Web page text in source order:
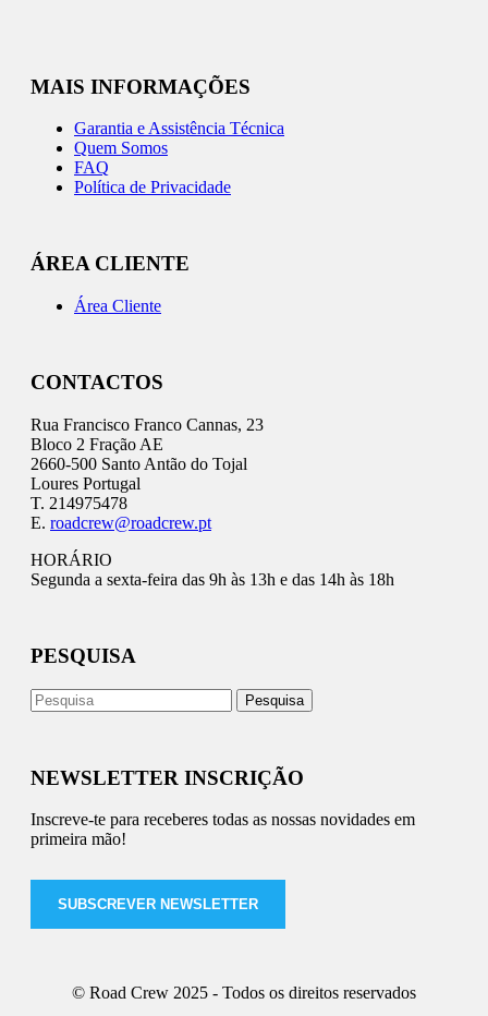
MAIS INFORMAÇÕES
Garantia e Assistência Técnica
Quem Somos
FAQ
Política de Privacidade
ÁREA CLIENTE
Área Cliente
CONTACTOS
Rua Francisco Franco Cannas, 23
Bloco 2 Fração AE
2660-500 Santo Antão do Tojal
Loures Portugal
T. 214975478
E. roadcrew@roadcrew.pt
HORÁRIO
Segunda a sexta-feira das 9h às 13h e das 14h às 18h
PESQUISA
NEWSLETTER INSCRIÇÃO
Inscreve-te para receberes todas as nossas novidades em
primeira mão!
SUBSCREVER NEWSLETTER
© Road Crew 2025 - Todos os direitos reservados